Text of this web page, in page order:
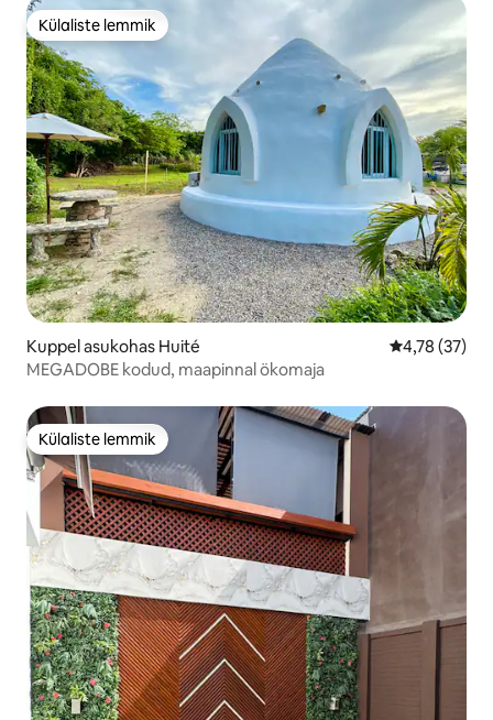
Külaliste lemmik
Külaliste lemmik
Kuppel asukohas Huité Keskmine
4,78 (37)
MEGADOBE kodud, maapinnal ökomaja
Külaliste lemmik
Külaliste lemmik